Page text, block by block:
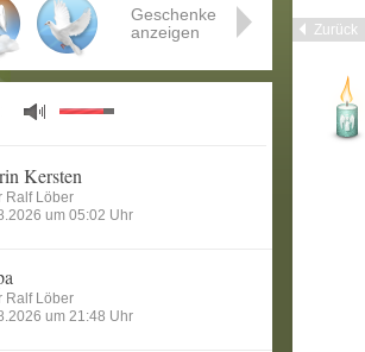
Zurück
Geschenke
anzeigen
Kersten
Ralf Löber
um 05:02 Uhr
Ralf Löber
um 21:48 Uhr